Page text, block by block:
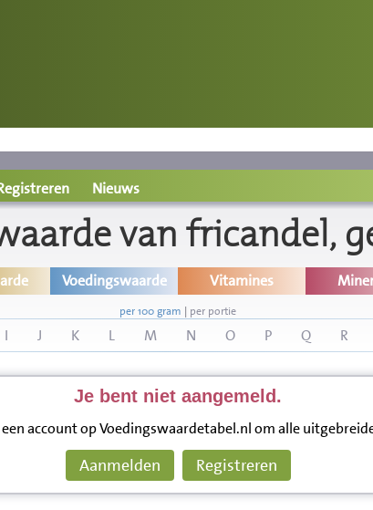
Nieuws
van fricandel,
Voedingswaarde Vitamines
per 100 gram | per portie
I J K L M N O P Q R
Je bent niet aangemeld.
account op Voedingswaardetabel.nl om alle
Aanmelden Registreren